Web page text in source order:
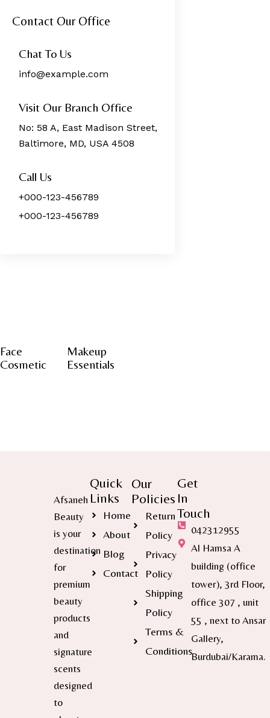
Contact Our Office
Chat To Us
info@example.com
Visit Our Branch Office
No: 58 A, East Madison Street,
Baltimore, MD, USA 4508
Call Us
+000-123-456789
+000-123-456789
Face
Cosmetic
Makeup
Essentials
Afsaneh
Beauty
is your
destination
for
premium
beauty
products
and
signature
scents
designed
to
Quick
Links
Home
About
Blog
Contact
Our
Policies
Return
Policy
Privacy
Policy
Shipping
Policy
Terms &
Conditions
Get
In
Touch
042312955
Al Hamsa A
building (office
tower), 3rd Floor,
office 307 , unit
55 , next to Ansar
Gallery,
Burdubai/Karama.